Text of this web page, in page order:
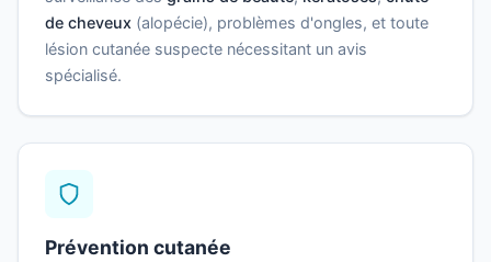
de cheveux (alopécie), problèmes d'ongles, et toute
lésion cutanée suspecte nécessitant un avis
spécialisé.
Prévention cutanée